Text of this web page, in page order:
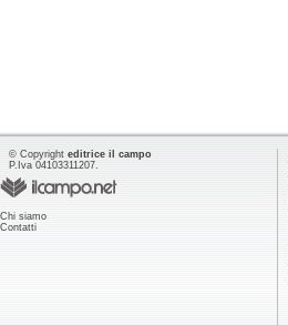
© Copyright editrice il campo
P.Iva 04103311207.
Chi siamo
Contatti